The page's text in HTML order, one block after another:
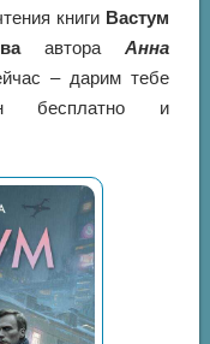
книги Вастум
автора Анна
– дарим тебе
бесплатно и